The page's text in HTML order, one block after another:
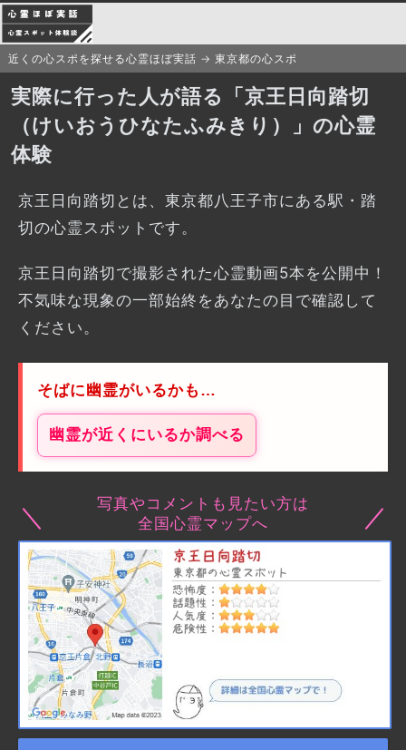
近くの心スポを探せる心霊ほぼ実話 東京都の心スポ
実際に行った人が語る「京王日向踏切
（けいおうひなたふみきり）」の心霊
体験
京王日向踏切とは、東京都八王子市にある駅・踏
切の心霊スポットです。
京王日向踏切で撮影された心霊動画5本を公開中！
不気味な現象の一部始終をあなたの目で確認して
ください。
そばに幽霊がいるかも…
幽霊が近くにいるか調べる
写真やコメントも見たい方は
全国心霊マップへ